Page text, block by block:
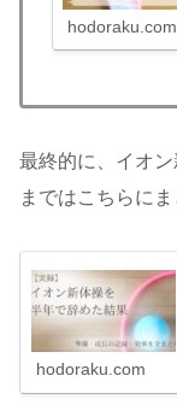
hodoraku.com
最終的に、イオ
まではこちらに
hodoraku.com